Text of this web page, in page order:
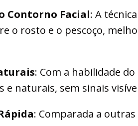
Contorno Facial: A
o rosto e o pescoço,
: Com a habilidade
e naturais, sem sinais
: Comparada a